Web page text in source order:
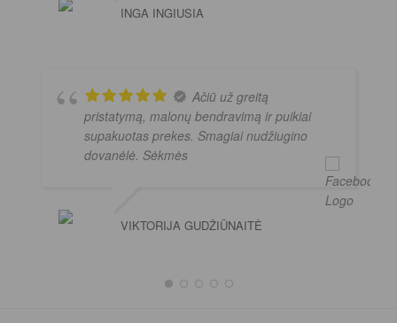
INGA INGIUSIA
Ačiū už greitą
pristatymą, malonų bendravimą ir puikiai
supakuotas prekes. Smagiai nudžiugino
dovanėlė. Sėkmės
VIKTORIJA GUDŽIŪNAITĖ